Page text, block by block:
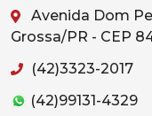
Avenida Dom
Grossa/PR - CEP
(42)3323-2017
(42)99131-4329